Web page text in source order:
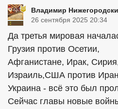
Владимир
26 сентября 2025 20:34
Да третья мировая
Грузия против Осетии,
Афганистане, Ирак,
Израиль,США против
Украина - всё это был
Сейчас главы новые